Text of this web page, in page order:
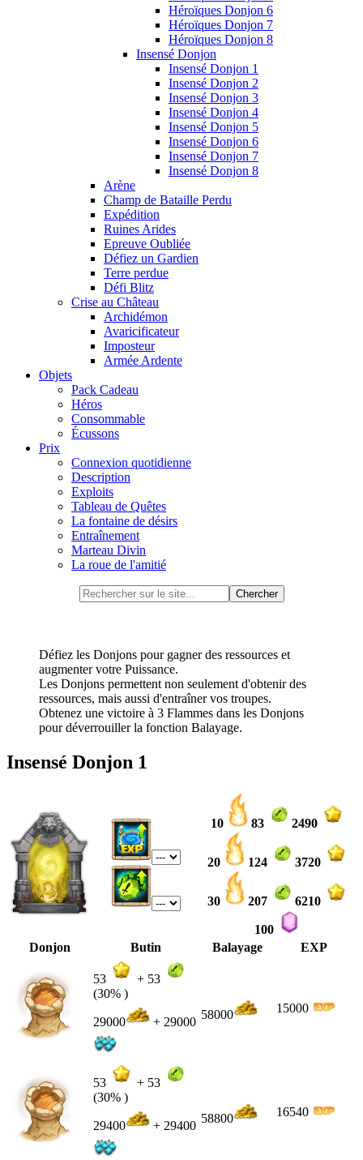
Héroïques Donjon 6
Héroïques Donjon 7
Héroïques Donjon 8
Insensé Donjon
Insensé Donjon 1
Insensé Donjon 2
Insensé Donjon 3
Insensé Donjon 4
Insensé Donjon 5
Insensé Donjon 6
Insensé Donjon 7
Insensé Donjon 8
Arène
Champ de Bataille Perdu
Expédition
Ruines Arides
Epreuve Oubliée
Défiez un Gardien
Terre perdue
Défi Blitz
Crise au Château
Archidémon
Avaricificateur
Imposteur
Armée Ardente
Objets
Pack Cadeau
Héros
Consommable
Écussons
Prix
Connexion quotidienne
Description
Exploits
Tableau de Quêtes
La fontaine de désirs
Entraînement
Marteau Divin
La roue de l'amitié
Défiez les Donjons pour gagner des ressources et
augmenter votre Puissance.
Les Donjons permettent non seulement d'obtenir des
ressources, mais aussi d'entraîner vos troupes.
Obtenez une victoire à 3 Flammes dans les Donjons
pour déverrouiller la fonction Balayage.
Insensé Donjon 1
10 83 2490
20 124 3720
30 207 6210
100
Donjon
Butin Balayage EXP
53 + 53
(30% )
29000 + 29000
58000 15000
53 + 53
(30% )
29400 + 29400
58800 16540